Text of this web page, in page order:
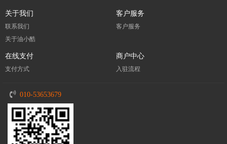
关于我们
联系我们
关于油小酷
客户服务
客户服务
在线支付
支付方式
商户中心
入驻流程
010-53653679